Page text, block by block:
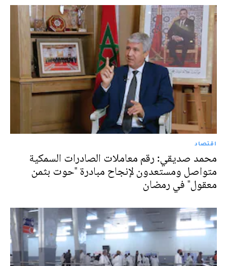
اقتصاد
محمد صديقي: رقم معاملات الصادرات السمكية
متواصل ومستعدون لإنجاح مبادرة "حوت بثمن
معقول" في رمضان